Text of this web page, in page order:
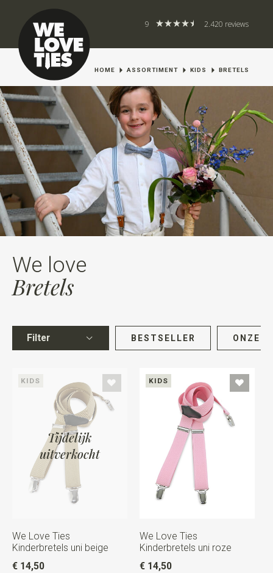
9 2.420 reviews
HOME ASSORTIMENT KIDS BRETELS
We love
Bretels
Filter BESTSELLER ONZE
KIDS
We Love Ties
Kinderbretels uni beige
€ 14,50
Tijdelijk
uitverkocht
KIDS
We Love Ties
Kinderbretels uni roze
€ 14,50